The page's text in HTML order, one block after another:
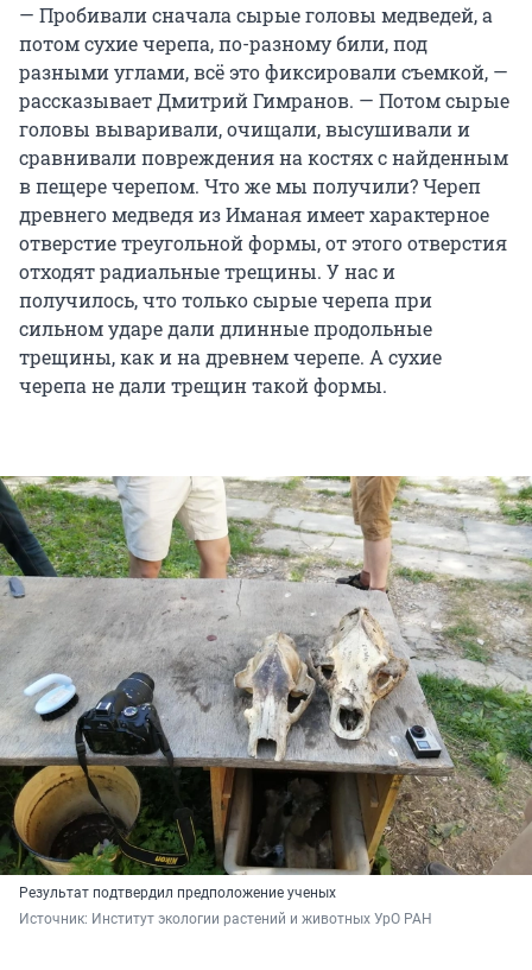
— Пробивали сначала сырые головы медведей, а
потом сухие черепа, по-разному били, под
разными углами, всё это фиксировали съемкой, —
рассказывает Дмитрий Гимранов. — Потом сырые
головы вываривали, очищали, высушивали и
сравнивали повреждения на костях с найденным
в пещере черепом. Что же мы получили? Череп
древнего медведя из Иманая имеет характерное
отверстие треугольной формы, от этого отверстия
отходят радиальные трещины. У нас и
получилось, что только сырые черепа при
сильном ударе дали длинные продольные
трещины, как и на древнем черепе. А сухие
черепа не дали трещин такой формы.
Результат подтвердил предположение ученых
Источник: Институт экологии растений и животных УрО РАН